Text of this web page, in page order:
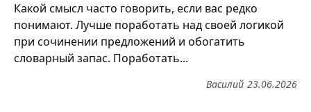
Какой смысл часто говорить, если вас редко
понимают. Лучше поработать над своей логикой
при сочинении предложений и обогатить
словарный запас. Поработать...
23.06.2026
Василий